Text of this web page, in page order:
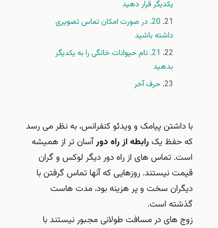
یکدیگر قرار دهید
20. در صورت امکان تماس تصویری
داشته باشید
21. نام حیوانات خانگی را به یکدیگر
بدهید
حرف آخر
با داشتن پیامک و ویدئو کنفرانس، به نظر می رسد
که حفظ یک رابطه از راه دورآسان تر از همیشه
است. تماس های از راه دور دیگر لوکس و گران
قیمت نیستند. روزهایی که آنها تماس گرفتن با
دیگران سخت و پر هزینه بود، مدت هاست
گذشته است.
زوج های در مسافت طولانی مجبور نیستند با